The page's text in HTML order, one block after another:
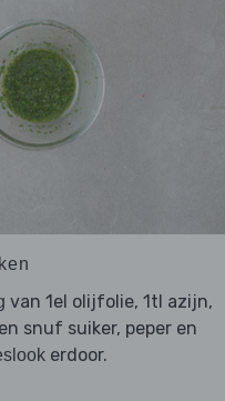
van 1el olijfolie, 1tl azijn,
snuf suiker, peper en
erdoor.